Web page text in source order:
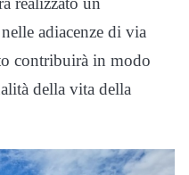
adiacenze di via
contribuirà in modo
della vita della